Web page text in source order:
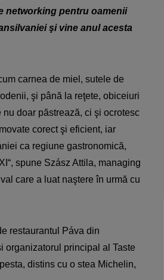
networking pentru oamenii
şi vine anul acesta
carnea de miel, sutele de
şi până la reţete, obiceiuri
doar păstrează, ci şi ocrotesc
corect şi eficient, iar
ca regiune gastronomică,
spune Szász Attila, managing
care a luat naştere în urmă cu
restaurantul Páva din
organizatorul principal al Taste
distins cu o stea Michelin,